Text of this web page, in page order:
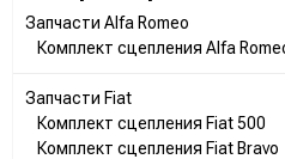
Запчасти Alfa Romeo
Комплект сцепления Alfa
Запчасти Fiat
Комплект сцепления Fiat 500
Комплект сцепления Fiat Bravo